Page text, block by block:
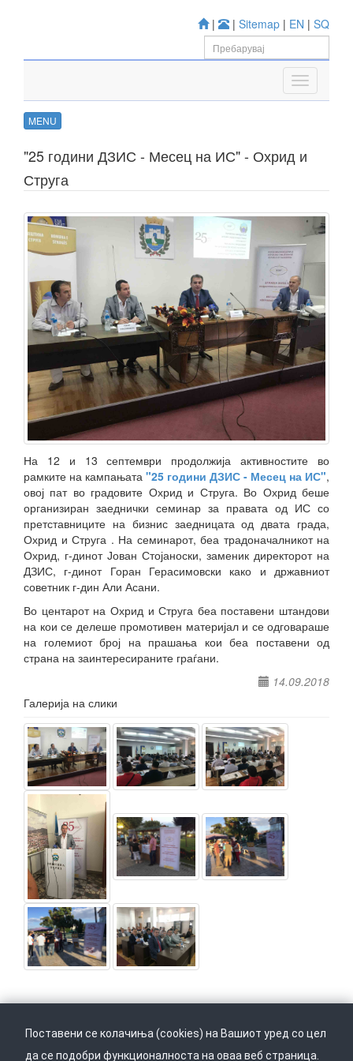
| | Sitemap | EN | SQ
MENU
"25 години ДЗИС - Месец на ИС" - Охрид и
Струга
На 12 и 13 септември продолжија активностите во
рамките на кампањата "25 години ДЗИС - Месец на ИС",
овој пат во градовите Охрид и Струга. Во Охрид беше
организиран заеднички семинар за правата од ИС со
претставниците на бизнис заедницата од двата града,
Охрид и Струга . На семинарот, беа традоначалникот на
Охрид, г-динот Јован Стојаноски, заменик директорот на
ДЗИС, г-динот Горан Герасимовски како и државниот
советник г-дин Али Асани.
Во центарот на Охрид и Струга беа поставени штандови
на кои се делеше промотивен материјал и се одговараше
на големиот број на прашања кои беа поставени од
страна на заинтересираните граѓани.
14.09.2018
Галерија на слики
Поставени се колачиња (cookies) на Вашиот уред со цел
да се подобри функционалноста на оваа веб страница.